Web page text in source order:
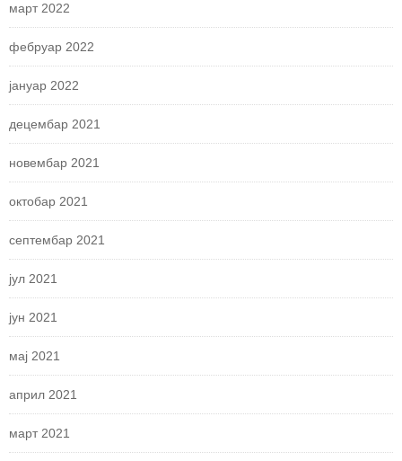
март 2022
фебруар 2022
јануар 2022
децембар 2021
новембар 2021
октобар 2021
септембар 2021
јул 2021
јун 2021
мај 2021
април 2021
март 2021